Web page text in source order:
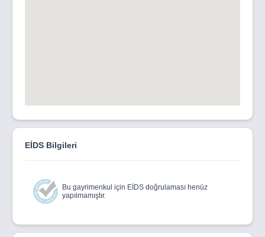
EİDS Bilgileri
Bu gayrimenkul için EİDS doğrulaması henüz
yapılmamıştır.